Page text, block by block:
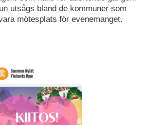
utsågs bland de kommuner som
mötesplats för evenemanget.